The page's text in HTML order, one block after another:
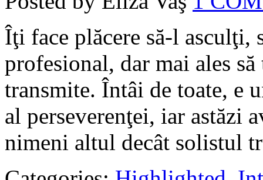
Îţi face plăcere să-l asculţi,
profesional, dar mai ales
transmite. Întâi de toate, e
al perseverenţei, iar astăzi
nimeni altul decât solistul